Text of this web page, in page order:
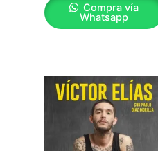
Compra vía
Whatsapp